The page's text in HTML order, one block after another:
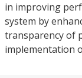
in improving
system by
transparency of
implementation